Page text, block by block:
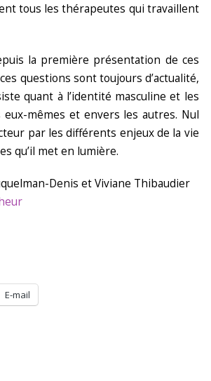
tous les thérapeutes qui travaillent
la première présentation de ces
questions sont toujours d’actualité,
quant à l’identité masculine et les
mêmes et envers les autres. Nul
par les différents enjeux de la vie
qu’il met en lumière.
Denis et Viviane Thibaudier
E-mail